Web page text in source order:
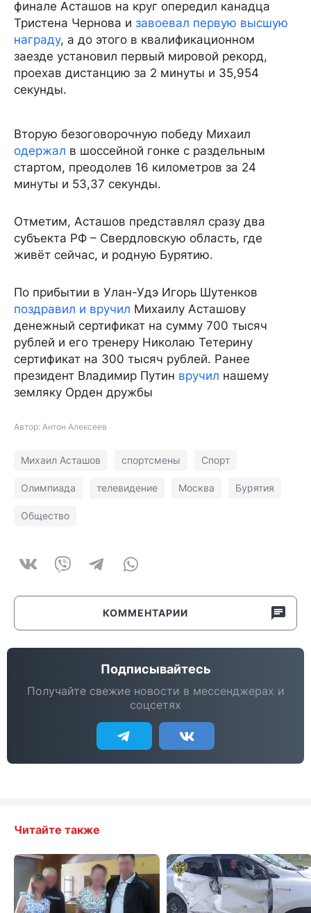
финале Асташов на круг опередил канадца
Тристена Чернова и завоевал первую высшую
награду, а до этого в квалификационном
заезде установил первый мировой рекорд,
проехав дистанцию за 2 минуты и 35,954
секунды.
Вторую безоговорочную победу Михаил
одержал в шоссейной гонке с раздельным
стартом, преодолев 16 километров за 24
минуты и 53,37 секунды.
Отметим, Асташов представлял сразу два
субъекта РФ – Свердловскую область, где
живёт сейчас, и родную Бурятию.
По прибытии в Улан-Удэ Игорь Шутенков
поздравил и вручил Михаилу Асташову
денежный сертификат на сумму 700 тысяч
рублей и его тренеру Николаю Тетерину
сертификат на 300 тысяч рублей. Ранее
президент Владимир Путин вручил нашему
земляку Орден дружбы
Автор: Антон Алексеев
Михаил Асташов спортсмены Спорт
Олимпиада телевидение Москва Бурятия
Общество
КОММЕНТАРИИ
Подписывайтесь
Получайте свежие новости в мессенджерах и
соцсетях
Читайте также